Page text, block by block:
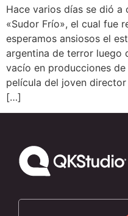
Hace varios días se dió
«Sudor Frío», el cual fue
esperamos ansiosos el
argentina de terror luego
vacío en producciones
película del joven
[…]